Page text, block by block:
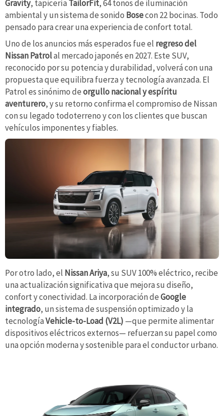
Gravity, tapicería TailorFit, 64 tonos de iluminación
ambiental y un sistema de sonido Bosecon 22 bocinas. Todo
pensado para crear una experiencia de confort total.
Uno de los anuncios más esperados fue el regreso del
Nissan Patrolal mercado japonés en 2027. Este SUV,
reconocido por su potencia y durabilidad, volverá con una
propuesta que equilibra fuerza y tecnología avanzada. El
Patrol es sinónimo deorgullo nacional y espíritu
aventurero, y su retorno confirma el compromiso de Nissan
con su legado todoterreno y con los clientes que buscan
vehículos imponentes y fiables.
Por otro lado, el Nissan Ariya, su SUV 100% eléctrico, recibe
una actualización significativa que mejora su diseño,
confort y conectividad. La incorporación deGoogle
integrado, un sistema de suspensión optimizado y la
tecnologíaVehicle-to-Load (V2L) —que permite alimentar
dispositivos eléctricos externos— refuerzan su papel como
una opción moderna y sostenible para el conductor urbano.